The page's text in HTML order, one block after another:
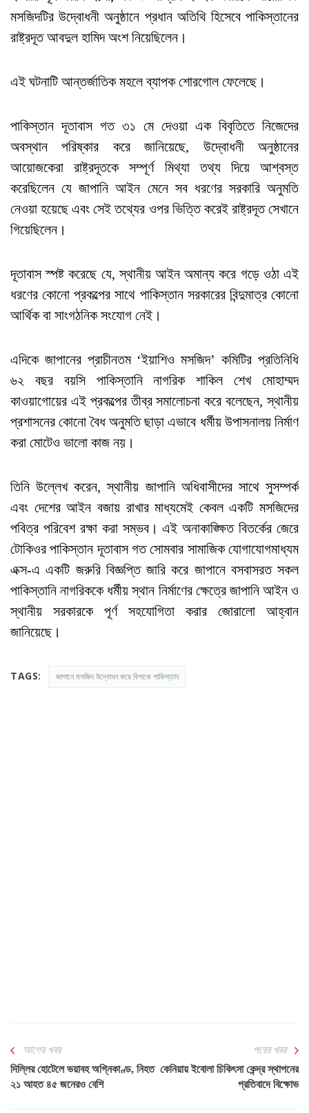
মসজিদটির উদ্বোধনী অনুষ্ঠানে প্রধান অতিথি হিসেবে পাকিস্তানের
রাষ্ট্রদূত আবদুল হামিদ অংশ নিয়েছিলেন।
এই ঘটনাটি আন্তর্জাতিক মহলে ব্যাপক শোরগোল ফেলেছে।
পাকিস্তান দূতাবাস গত ৩১ মে দেওয়া এক বিবৃতিতে নিজেদের
অবস্থান পরিষ্কার করে জানিয়েছে, উদ্বোধনী অনুষ্ঠানের
আয়োজকেরা রাষ্ট্রদূতকে সম্পূর্ণ মিথ্যা তথ্য দিয়ে আশ্বস্ত
করেছিলেন যে জাপানি আইন মেনে সব ধরণের সরকারি অনুমতি
নেওয়া হয়েছে এবং সেই তথ্যের ওপর ভিত্তি করেই রাষ্ট্রদূত সেখানে
গিয়েছিলেন।
দূতাবাস স্পষ্ট করেছে যে, স্থানীয় আইন অমান্য করে গড়ে ওঠা এই
ধরণের কোনো প্রকল্পের সাথে পাকিস্তান সরকারের বিন্দুমাত্র কোনো
আর্থিক বা সাংগঠনিক সংযোগ নেই।
এদিকে জাপানের প্রাচীনতম ‘ইয়াশিও মসজিদ’ কমিটির প্রতিনিধি
৬২ বছর বয়সি পাকিস্তানি নাগরিক শাকিল শেখ মোহাম্মদ
কাওয়াগোয়ের এই প্রকল্পের তীব্র সমালোচনা করে বলেছেন, স্থানীয়
প্রশাসনের কোনো বৈধ অনুমতি ছাড়া এভাবে ধর্মীয় উপাসনালয় নির্মাণ
করা মোটেও ভালো কাজ নয়।
তিনি উল্লেখ করেন, স্থানীয় জাপানি অধিবাসীদের সাথে সুসম্পর্ক
এবং দেশের আইন বজায় রাখার মাধ্যমেই কেবল একটি মসজিদের
পবিত্র পরিবেশ রক্ষা করা সম্ভব। এই অনাকাঙ্ক্ষিত বিতর্কের জেরে
টোকিওর পাকিস্তান দূতাবাস গত সোমবার সামাজিক যোগাযোগমাধ্যম
এক্স-এ একটি জরুরি বিজ্ঞপ্তি জারি করে জাপানে বসবাসরত সকল
পাকিস্তানি নাগরিককে ধর্মীয় স্থান নির্মাণের ক্ষেত্রে জাপানি আইন ও
স্থানীয় সরকারকে পূর্ণ সহযোগিতা করার জোরালো আহ্বান
জানিয়েছে।
TAGS: জাপানে মসজিদ উদ্বোধন করে বিপাকে পাকিস্তান
আগের খবর
দিল্লির হোটেলে ভয়াবহ অগ্নিকাণ্ড, নিহত
২১ আহত ৪৫ জনেরও বেশি
পরের খবর
কেনিয়ায় ইবোলা চিকিৎসা কেন্দ্র স্থাপনের
প্রতিবাদে বিক্ষোভ